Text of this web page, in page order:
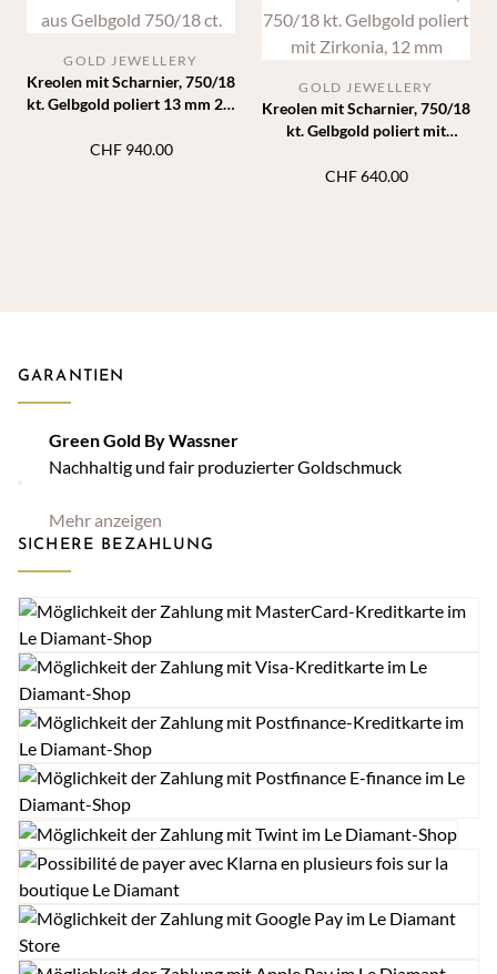
Kreolen mit Scharnier, 750/18
kt. Gelbgold poliert 13 mm 2,4
GOLD JEWELLERY
CHF940.00
Kreolen mit Scharnier, 750/18
kt. Gelbgold poliert mit
GOLD JEWELLERY
CHF640.00
GARANTIEN
Green Gold By Wassner
Nachhaltig und fair produzierter Goldschmuck
Mehr anzeigen
SICHERE BEZAHLUNG